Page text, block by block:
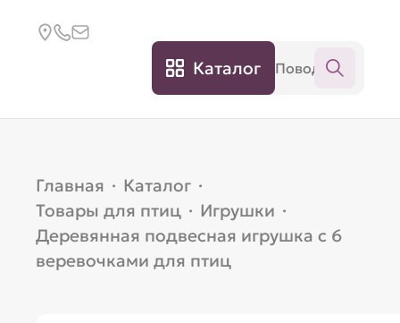
Каталог
Главная · Каталог ·
Товары для птиц · Игрушки ·
Деревянная подвесная игрушка с 6
веревочками для птиц